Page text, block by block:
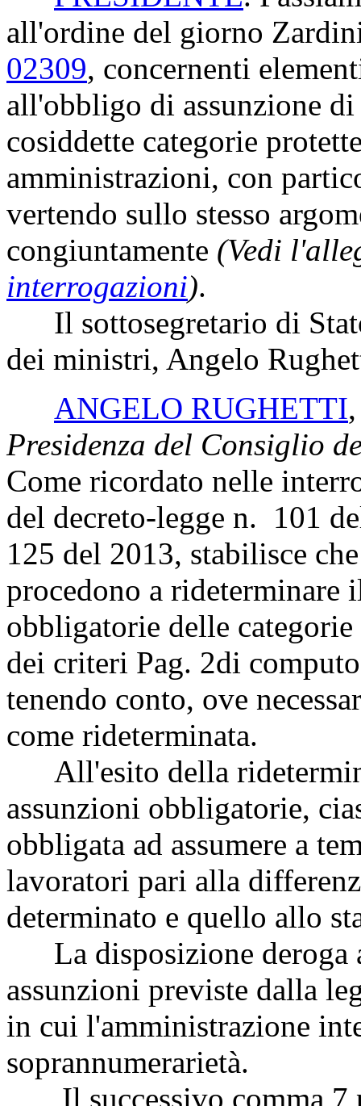
all'ordine del giorno
02309, concernenti
all'obbligo di assunzione
cosiddette categorie
amministrazioni, con
vertendo sullo stesso
congiuntamente (Vedi
interrogazioni).
Il sottosegretario di
dei ministri, Angelo
ANGELO RUGHETTI
Presidenza del Consiglio
Come ricordato nelle
del decreto-legge n. 101
125 del 2013, stabilisce
procedono a rideterminare
obbligatorie delle
dei criteri Pag. 2di
tenendo conto, ove
come rideterminata.
All'esito della
assunzioni obbligatorie,
obbligata ad assumere a
lavoratori pari alla
determinato e quello allo
La disposizione deroga
assunzioni previste dalla
in cui l'amministrazione
soprannumerarietà.
Il successivo comma 7